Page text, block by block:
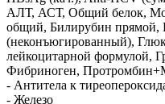
АЛТ, АСТ, Общий белок,
общий, Билирубин прямой,
(неконъюгированный),
лейкоцитарной формулой,
Фибриноген,
- Антитела к
- Железо